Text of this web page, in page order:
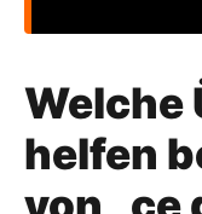
Welche
helfen